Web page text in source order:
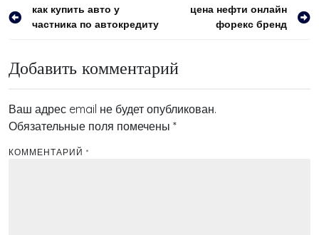
Навигация
как купить авто у
частника по автокредиту
цена нефти онлайн
форекс бренд
Добавить комментарий
Ваш адрес email не будет опубликован.
Обязательные поля помечены *
КОММЕНТАРИЙ *